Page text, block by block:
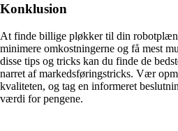
Konklusion
At finde billige pløkker til din
minimere omkostningerne og få mest
disse tips og tricks kan du finde de
narret af markedsføringstricks. Vær
kvaliteten, og tag en informeret
værdi for pengene.